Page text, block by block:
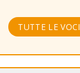
TUTTE LE VOCI